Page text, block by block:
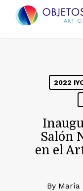
2022
Salón
en el
By María